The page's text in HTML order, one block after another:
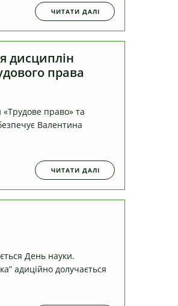
ЧИТАТИ ДАЛІ
дисциплін
права
право» та
Валентина
ЧИТАТИ ДАЛІ
День науки.
адиційно долучається